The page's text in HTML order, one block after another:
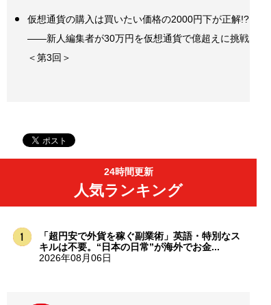
仮想通貨の購入は買いたい価格の2000円下が正解!?
――新人編集者が30万円を仮想通貨で億超えに挑戦
＜第3回＞
24時間更新
人気ランキング
「超円安で外貨を稼ぐ副業術」英語・特別なス
キルは不要。“日本の日常”が海外でお金...
2026年08月06日